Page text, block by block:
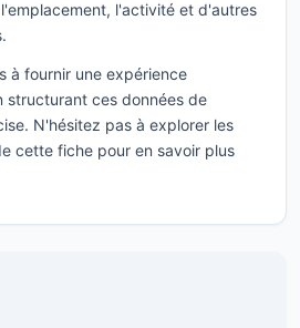
l'activité et d'autres
à fournir une expérience
structurant ces données de
N'hésitez pas à explorer les
cette fiche pour en savoir plus